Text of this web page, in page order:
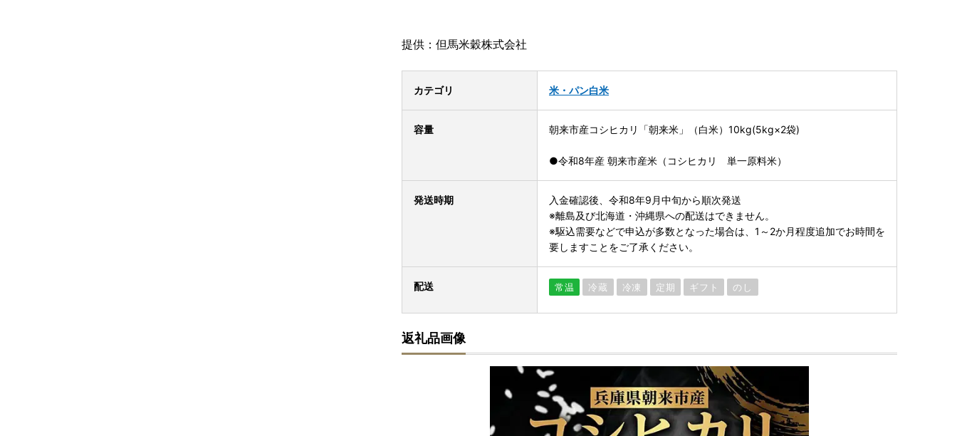
提供：但馬米穀株式会社
カテゴリ 米・パン白米
容量 朝来市産コシヒカリ「朝来米」（白米）10kg(5kg×2袋)
●令和8年産 朝来市産米（コシヒカリ 単一原料米）
発送時期
入金確認後、令和8年9月中旬から順次発送
※離島及び北海道・沖縄県への配送はできません。
※駆込需要などで申込が多数となった場合は、1～2か月程度追加でお時間を
要しますことをご了承ください。
配送 常温 冷蔵 冷凍 定期 ギフト のし
返礼品画像